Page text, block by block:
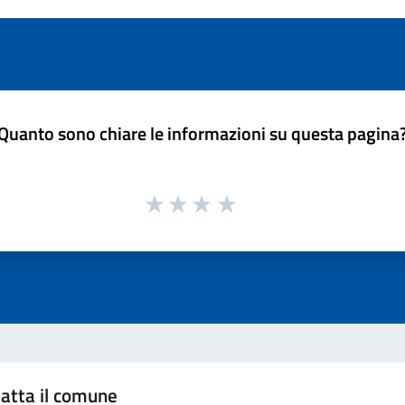
sono chiare le informazioni su questa
il comune